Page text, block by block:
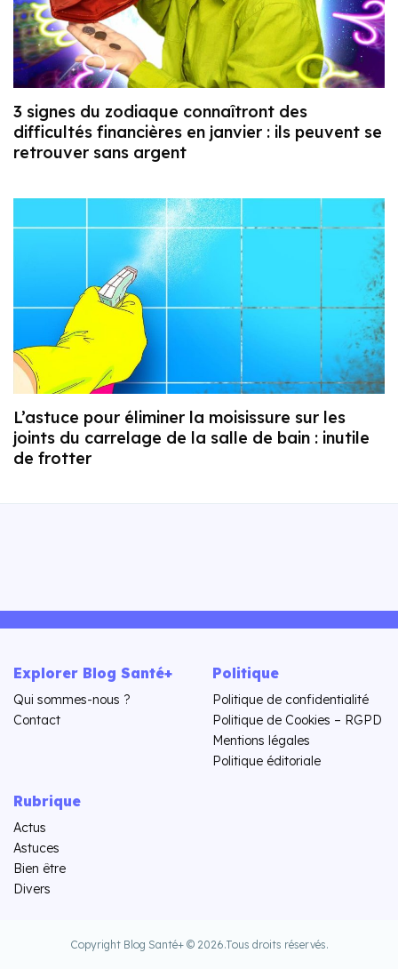
3 signes du zodiaque connaîtront des
difficultés financières en janvier : ils peuvent se
retrouver sans argent
L’astuce pour éliminer la moisissure sur les
joints du carrelage de la salle de bain : inutile
de frotter
Explorer Blog Santé+
Qui sommes-nous ?
Contact
Politique
Politique de confidentialité
Politique de Cookies – RGPD
Mentions légales
Politique éditoriale
Rubrique
Actus
Astuces
Bien être
Divers
Copyright Blog Santé+ © 2026.Tous droits réservés.